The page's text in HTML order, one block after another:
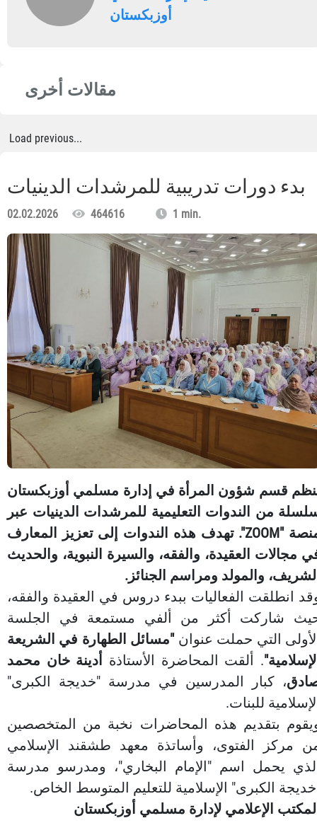
أوزبكستان
مقالات أخرى
Load previous...
بدء دورات تدريبية للمرشدات الدينيات
02.02.2026 464616 1 min.
قسم شؤون المرأة في إدارة مسلمي أوزبكستان
من الندوات التعليمية للمرشدات الدينيات عبر
منصة "ZOOM". تهدف هذه الندوات إلى تعزيز المعارف
مجالات العقيدة، والفقه، والسيرة النبوية، والحديث
والمولد ومراسم الجنائز.
انطلقت الفعاليات ببدء دروس في العقيدة والفقه،
شاركت أكثر من ألفي مستمعة في الجلسة
التي حملت عنوان"مسائل الطهارة في الشريعة
. ألقت المحاضرة الأستاذة
أدينة خان محمد
، كبار المدرسين في مدرسة "خديجة الكبرى"
للبنات.
بتقديم هذه المحاضرات نخبة من المتخصصين
مركز الفتوى، وأساتذة معهد طشقند الإسلامي
يحمل اسم "الإمام البخاري"، ومدرسو مدرسة
الكبرى" الإسلامية للتعليم المتوسط الخاص.
الإعلامي لإدارة مسلمي أوزبكستان